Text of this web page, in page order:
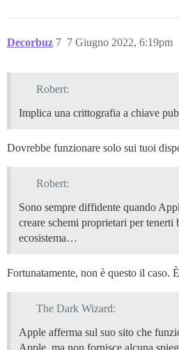
Decorbuz 7 Giugno 2022, 6:19pm
7
Robert:
Implica una crittografia a chiave
Dovrebbe funzionare solo sui tuoi
Robert:
Sono sempre diffidente quando
creare schemi proprietari per tenerti
ecosistema…
Fortunatamente, non è questo il caso.
The Dark Wizard:
Apple afferma sul suo sito che
Apple, ma non fornisce alcuna